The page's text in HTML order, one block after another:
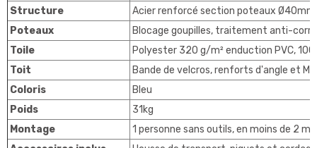
Structure
Acier renforcé section poteaux Ø40mm
Poteaux
Blocage goupilles, traitement anti-
Toile
Polyester 320 g/m² enduction PVC,
Toit
Bande de velcros, renforts d'angle et
Coloris
Bleu
Poids
31kg
Montage
1 personne sans outils, en moins de 2